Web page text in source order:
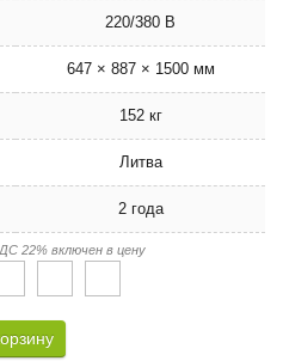
220/380 В
647 × 887 × 1500 мм
152 кг
Литва
2 года
22% включен в цену